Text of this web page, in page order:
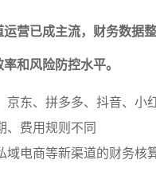
营已成主流，财务数据
和风险防控水平。
京东、拼多多、抖音、小
、费用规则不同
域电商等新渠道的财务核